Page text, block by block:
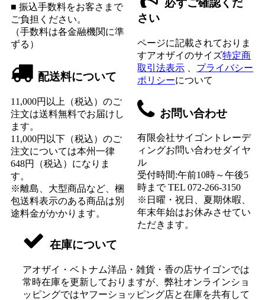
■ 振込手数料をお客さまで
ご負担ください。
（手数料は各金融機関に準
ずる）
配送料について
11,000円以上（税込）のご
注文は送料無料でお届けし
ます。
11,000円以下（税込）のご
注文については本州一律
648円（税込）になりま
す。
※離島、大型商品など、梱
包送料表示のある商品は別
途料金がかかります。
必ずご確認くだ
さい
ページに記載されておりま
すアオザイのサイズ特定商
取引法表示
プライバシー
ポリシーについて
お問い合わせ
有限会社サイゴントレーデ
ィングお問い合わせダイヤ
ル
受付時間:午前10時～午後5
時まで TEL 072-266-3150
※日曜・祝日、夏期休暇、
年末年始はお休みさせてい
ただきます。
在庫について
アオザイ・ベトナム洋品・雑貨・香の店サイゴンでは
常時在庫を更新しておりますが、弊社オンラインショ
ッピングではヤフーショッピング店と在庫を共有して